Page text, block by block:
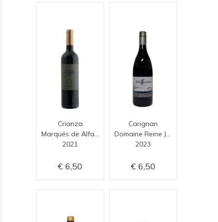
Crianza
Marqués de Alfamén
2021
6,50
Carignan
Domaine Reine Juliette
2023
6,50